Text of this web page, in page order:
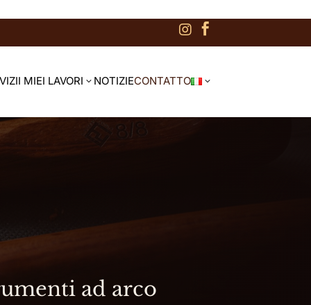
 
I MIEI LAVORI 3 NOTIZIECONTATTO 3
ad arco